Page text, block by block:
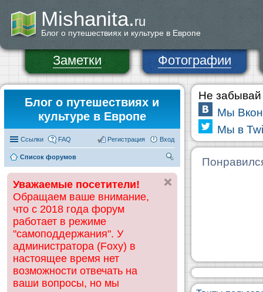
Mishanita.ru
Блог о путешествиях и культуре в Европе
Заметки Фотографии
Блог о путешествиях и
культуре в Европе
Ссылки FAQ Вход
Регистрация
Список форумов
ск
Уважаемые посетители!
Обращаем ваше внимание,
что с 2018 года форум
работает в режиме
"самоподдержания". У
администратора (Foxy) в
настоящее время нет
возможности отвечать на
ваши вопросы, но мы
Не забывай
Мы
Мы в